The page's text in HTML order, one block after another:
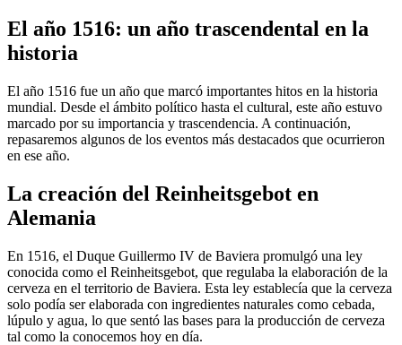
El año 1516: un año trascendental en la
historia
El año 1516 fue un año que marcó importantes hitos en la historia
mundial. Desde el ámbito político hasta el cultural, este año estuvo
marcado por su importancia y trascendencia. A continuación,
repasaremos algunos de los eventos más destacados que ocurrieron
en ese año.
La creación del Reinheitsgebot en
Alemania
En 1516, el Duque Guillermo IV de Baviera promulgó una ley
conocida como el Reinheitsgebot, que regulaba la elaboración de la
cerveza en el territorio de Baviera. Esta ley establecía que la cerveza
solo podía ser elaborada con ingredientes naturales como cebada,
lúpulo y agua, lo que sentó las bases para la producción de cerveza
tal como la conocemos hoy en día.